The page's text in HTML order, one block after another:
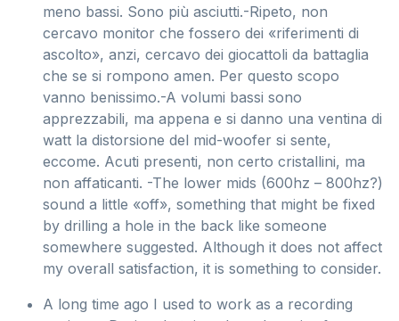
meno bassi. Sono più asciutti.-Ripeto, non
cercavo monitor che fossero dei «riferimenti di
ascolto», anzi, cercavo dei giocattoli da battaglia
che se si rompono amen. Per questo scopo
vanno benissimo.-A volumi bassi sono
apprezzabili, ma appena e si danno una ventina di
watt la distorsione del mid-woofer si sente,
eccome. Acuti presenti, non certo cristallini, ma
non affaticanti. -The lower mids (600hz – 800hz?)
sound a little «off», something that might be fixed
by drilling a hole in the back like someone
somewhere suggested. Although it does not affect
my overall satisfaction, it is something to consider.
A long time ago I used to work as a recording